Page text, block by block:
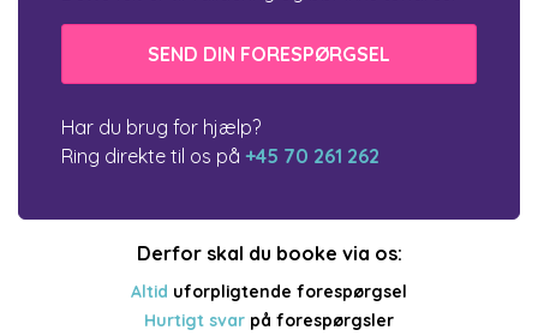
Har du brug for hjælp?
Ring direkte til os på +45 70 261 262
Derfor skal du booke via os:
Altid uforpligtende forespørgsel
Hurtigt svar på forespørgsler